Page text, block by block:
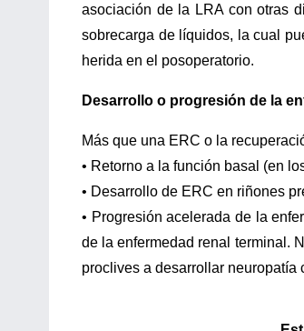
asociación de la LRA con otras
sobrecarga de líquidos, la cual
herida en el posoperatorio.
Desarrollo o progresión de la
Más que una ERC o la
• Retorno a la función basal (en
• Desarrollo de ERC en riñones
• Progresión acelerada de la
de la enfermedad renal terminal.
proclives a desarrollar neuropatía